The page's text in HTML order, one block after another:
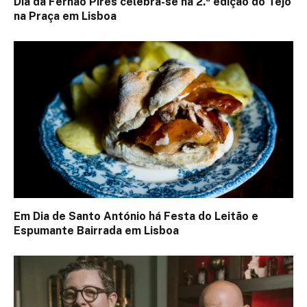
na Praça em Lisboa
Em Dia de Santo António há Festa do Leitão e
Espumante Bairrada em Lisboa